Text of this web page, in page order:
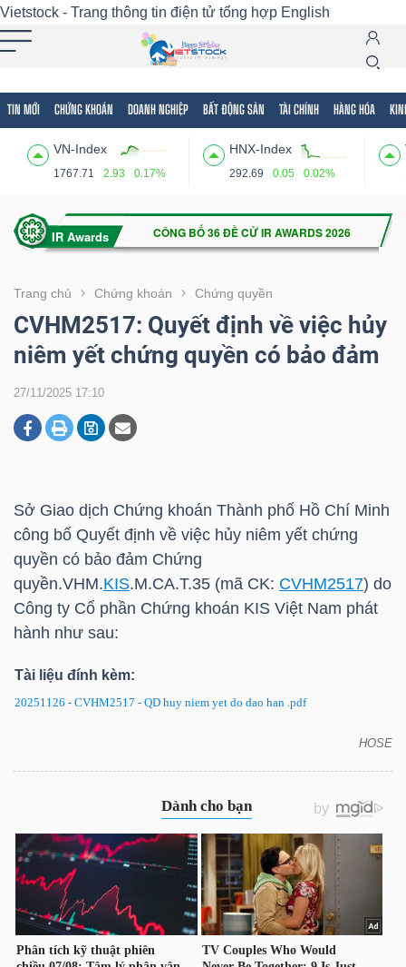
Vietstock - Trang thông tin điện tử tổng hợp English
TIN MỚI CHỨNG KHOÁN DOANH NGHIỆP BẤT ĐỘNG SẢN TÀI CHÍNH HÀNG HÓA
VN-Index
1767.71 2.93 0.17%
HNX-Index
292.69 0.05 0.02%
Trang chủ Chứng khoán Chứng quyền
CVHM2517: Quyết định về việc hủy
niêm yết chứng quyền có bảo đảm
27/11/2025 17:10
Sở Giao dịch Chứng khoán Thành phố Hồ Chí Minh
công bố Quyết định về việc hủy niêm yết chứng
quyền có bảo đảm Chứng
quyền.VHM.KIS.M.CA.T.35 (mã CK: CVHM2517) do
Công ty Cổ phần Chứng khoán KIS Việt Nam phát
hành như sau:
Tài liệu đính kèm:
20251126 - CVHM2517 - QD huy niem yet do dao han .pdf
HOSE
Tất cả Tính năng Ngành Mã chứng khoán
Tính
(-)
VIETSTOCK
CHỨNG
BẤT
ĐỘNG
SẢN
HÓA
KINH
TẾ